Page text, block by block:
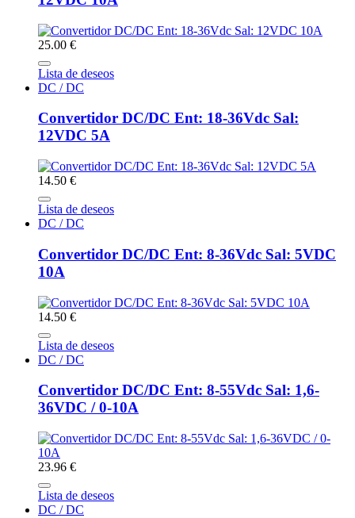
25.00 €
Lista de deseos
DC / DC
Convertidor DC/DC Ent: 18-36Vdc Sal:
12VDC 5A
14.50 €
Lista de deseos
DC / DC
Convertidor DC/DC Ent: 8-36Vdc Sal: 5VDC
10A
14.50 €
Lista de deseos
DC / DC
Convertidor DC/DC Ent: 8-55Vdc Sal: 1,6-
36VDC / 0-10A
23.96 €
Lista de deseos
DC / DC